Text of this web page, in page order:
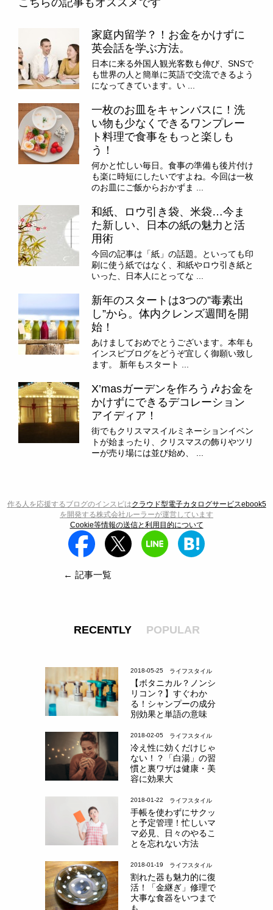
家庭内留学？！お金をかけずに
英会話を学ぶ方法。
日本に来る外国人観光客数も伸び、SNSで
も世界の人と簡単に英語で交流できるよう
になってきています。い ...
一枚のお皿をキャンバスに！洗
い物も少なくできるワンプレー
ト料理で食事をもっと楽しも
う！
何かと忙しい毎日。食事の準備も後片付け
も楽に時短にしたいですよね。今回は一枚
のお皿にご飯からおかずま ...
和紙、ロウ引き袋、米袋…今ま
た新しい、日本の紙の魅力と活
用術
今回の記事は「紙」の話題。といっても印
刷に使う紙ではなく、和紙やロウ引き紙と
いった、日本人にとってな ...
新年のスタートは3つの”毒素出
し”から。体内クレンズ週間を開
始！
あけましておめでとうございます。本年も
インスピブログをどうぞ宜しく御願い致し
ます。 新年もスタート ...
X’masガーデンを作ろう🎶お金を
かけずにできるデコレーション
アイディア！
街でもクリスマスイルミネーションイベン
トが始まったり、クリスマスの飾りやツリ
ーが売り場には並び始め、 ...
作る人を応援するブログのインスピはクラウド型電子カタログサービスebook5
を開発する株式会社ルーラーが運営しています
Cookie等情報の送信と利用目的について
← 記事一覧
RECENTLY POPULAR
2018-05-25 ライフスタイル
【ボタニカル？ノンシ
リコン？】すぐわか
る！シャンプーの成分
別効果と単語の意味
2018-02-05 ライフスタイル
冷え性に効くだけじゃ
ない！？「白湯」の習
慣と裏ワザは健康・美
容に効果大
2018-01-22 ライフスタイル
手帳を使わずにサクッ
と予定管理！忙しいマ
マ必見、日々のやるこ
とを忘れない方法
2018-01-19 ライフスタイル
割れた器も魅力的に復
活！「金継ぎ」修理で
大事な食器をいつまで
も